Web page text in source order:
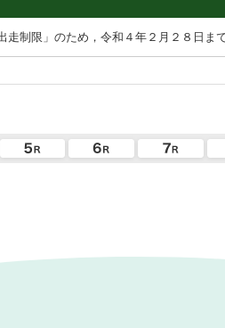
制限」のため，令和４年２月２８日ま